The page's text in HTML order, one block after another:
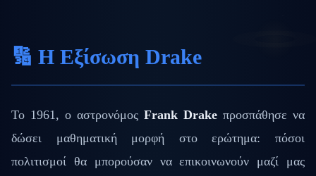
🔢 Η Εξίσωση Drake
Το 1961, ο αστρονόμος Frank Drake προσπάθησε να
δώσει μαθηματική μορφή στο ερώτημα: πόσοι
πολιτισμοί θα μπορούσαν να επικοινωνούν μαζί μας